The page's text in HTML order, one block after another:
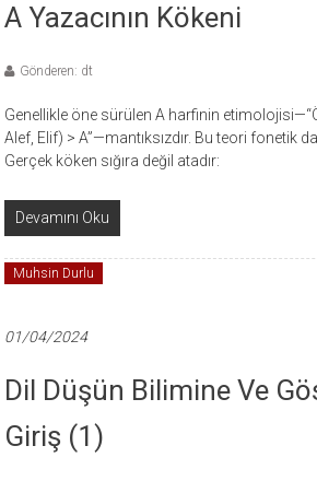
A Yazacının Kökeni
Gönderen: dt
Genellikle öne sürülen A harfinin
Alef, Elif) > A”—mantıksızdır. Bu teori fonetik
Gerçek köken sığıra değil atadır:
Devamını Oku
Muhsin Durlu
01/04/2024
Dil Düşün Bilimine Ve
Giriş (1)